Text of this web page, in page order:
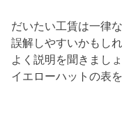
だいたい工賃は一律
誤解しやすいかもし
よく説明を聞きましょ
イエローハットの表